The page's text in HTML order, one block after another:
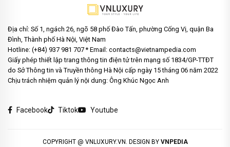
Địa chỉ: Số 1, ngách 26, ngõ 58 phố Đào Tấn, phường Cống Vị, quận Ba
Đình, Thành phố Hà Nội, Việt Nam
Hotline: (+84) 937 981 707 * Email: contacts@vietnampedia.com
Giấy phép thiết lập trang thông tin điện tử trên mạng số 1834/GP-TTĐT
do Sở Thông tin và Truyền thông Hà Nội cấp ngày 15 tháng 06 năm 2022
Chịu trách nhiệm quản lý nội dung: Ông Khúc Ngọc Anh
Facebook Tiktok Youtube
COPYRIGHT @ VNLUXURY.VN. DESIGN BY VNPEDIA